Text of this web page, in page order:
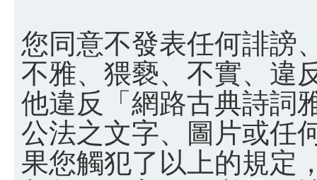
您同意不發表任何誹謗
不雅、猥褻、不實、違
他違反「網路古典詩詞
公法之文字、圖片或任
果您觸犯了以上的規定